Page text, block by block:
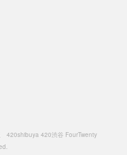
420shibuya 420渋谷 FourTwenty